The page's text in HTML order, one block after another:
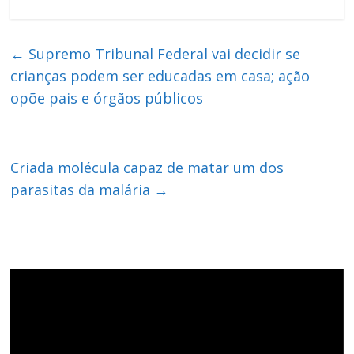
← Supremo Tribunal Federal vai decidir se
crianças podem ser educadas em casa; ação
opõe pais e órgãos públicos
Criada molécula capaz de matar um dos
parasitas da malária →